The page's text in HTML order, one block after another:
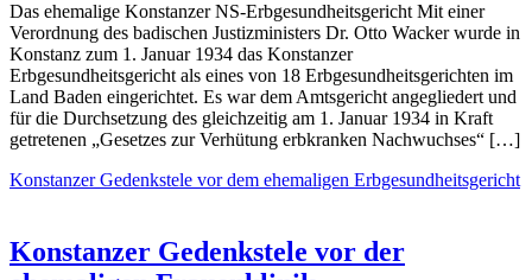
Das ehemalige Konstanzer NS-Erbgesundheitsgericht Mit einer
Verordnung des badischen Justizministers Dr. Otto Wacker wurde in
Konstanz zum 1. Januar 1934 das Konstanzer
Erbgesundheitsgericht als eines von 18 Erbgesundheitsgerichten im
Land Baden eingerichtet. Es war dem Amtsgericht angegliedert und
für die Durchsetzung des gleichzeitig am 1. Januar 1934 in Kraft
getretenen „Gesetzes zur Verhütung erbkranken Nachwuchses“ […]
Konstanzer Gedenkstele vor dem ehemaligen Erbgesundheitsgericht
Konstanzer Gedenkstele vor der